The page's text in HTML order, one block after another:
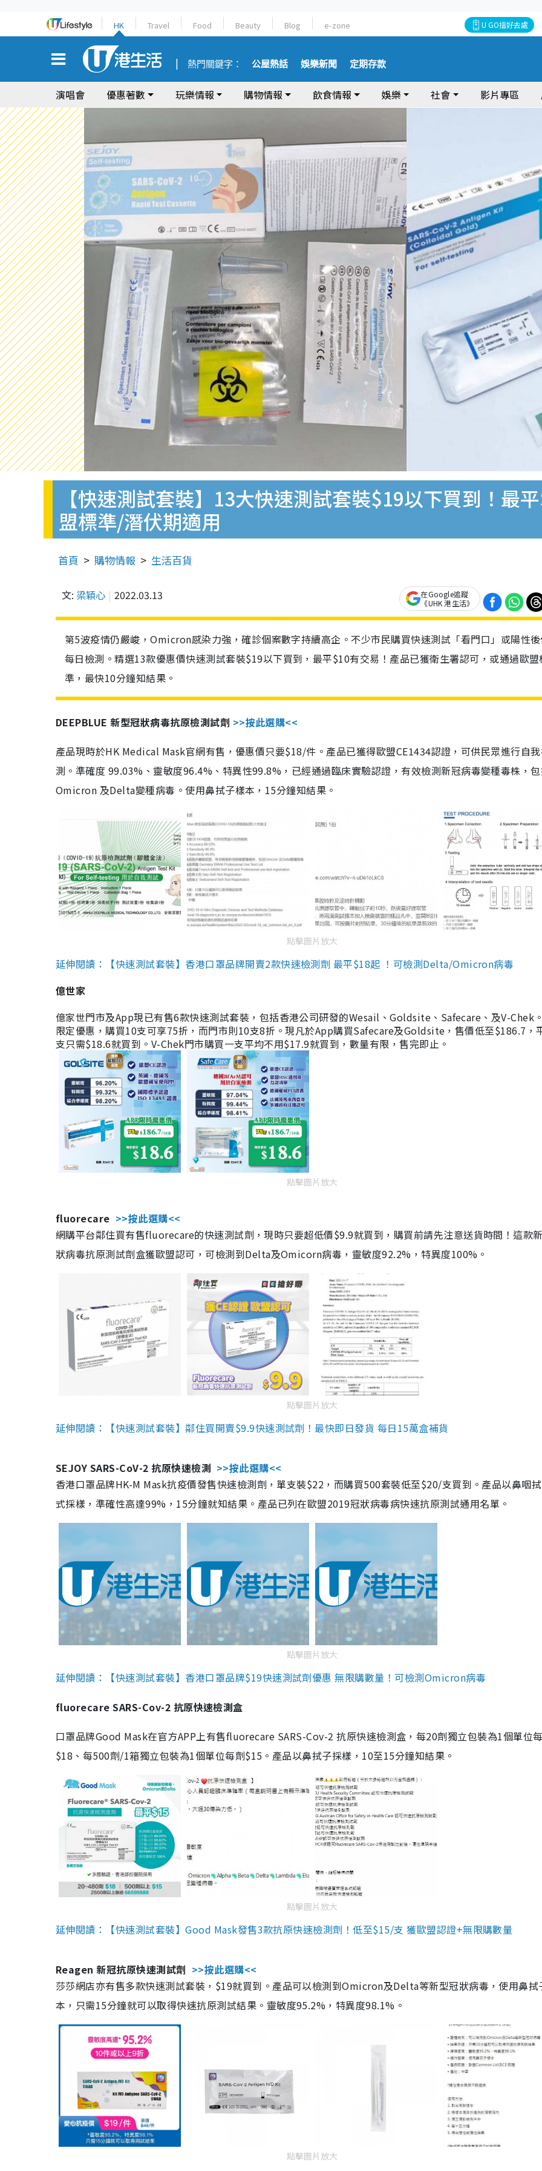
HK Travel Food Beauty Blog e-zone U GO搵好去處
熱門關鍵字： 公屋熱話 娛樂新聞 定期存款
演唱會 優惠著數 玩樂情報 購物情報 飲食情報 娛樂 社會 影片專區
【快速測試套裝】13大快速測試套裝$19以下買到！最
盟標準/潛伏期適用
首頁 購物情報 生活百貨
文: 梁穎心 2022.03.13
在Google追蹤
《UHK 港生活》
第5波疫情仍嚴峻，Omicron感染力強，確診個案數字持續高企。不少市民購買快速測試「看門口」或陽性
每日檢測。精選13款優惠價快速測試套裝$19以下買到，最平$10有交易！產品已獲衛生署認可，或通過歐盟
準，最快10分鐘知結果。
DEEPBLUE 新型冠狀病毒抗原檢測試劑 >>按此選購<<
產品現時於HK Medical Mask官網有售，優惠價只要$18/件。產品已獲得歐盟CE1434認證，可供民眾進行自
測。準確度 99.03%、靈敏度96.4%、特異性99.8%，已經通過臨床實驗認證，有效檢測新冠病毒變種毒株，
Omicron 及Delta變種病毒。使用鼻拭子樣本，15分鐘知結果。
點擊圖片放大
延伸閱讀：【快速測試套裝】香港口罩品牌開賣2款快速檢測劑 最平$18起 ！可檢測Delta/Omicron病毒
億世家
億家世門市及App現已有售6款快速測試套裝，包括香港公司研發的Wesail、Goldsite、Safecare、及V-Chek
限定優惠，購買10支可享75折，而門市則10支8折。現凡於App購買Safecare及Goldsite，售價低至$186.7，
支只需$18.6就買到。V-Chek門市購買一支平均不用$17.9就買到，數量有限，售完即止。
點擊圖片放大
fluorecare >>按此選購<<
網購平台鄰住買有售fluorecare的快速測試劑，現時只要超低價$9.9就買到，購買前請先注意送貨時間！這款
狀病毒抗原測試劑盒獲歐盟認可，可檢測到Delta及Omicorn病毒，靈敏度92.2%，特異度100%。
點擊圖片放大
延伸閱讀：【快速測試套裝】鄰住買開賣$9.9快速測試劑！最快即日發貨 每日15萬盒補貨
SEJOY SARS-CoV-2 抗原快速檢測 >>按此選購<<
香港口罩品牌HK-M Mask抗疫價發售快速檢測劑，單支裝$22，而購買500套裝低至$20/支買到。產品以鼻咽
式採樣，準確性高達99%，15分鐘就知結果。產品已列在歐盟2019冠狀病毒病快速抗原測試通用名單。
點擊圖片放大
延伸閱讀：【快速測試套裝】香港口罩品牌$19快速測試劑優惠 無限購數量！可檢測Omicron病毒
fluorecare SARS-Cov-2 抗原快速檢測盒
口罩品牌Good Mask在官方APP上有售fluorecare SARS-Cov-2 抗原快速檢測盒，每20劑獨立包裝為1個單位
$18、每500劑/1箱獨立包裝為1個單位每劑$15。產品以鼻拭子採樣，10至15分鐘知結果。
點擊圖片放大
延伸閱讀：【快速測試套裝】Good Mask發售3款抗原快速檢測劑！低至$15/支 獲歐盟認證+無限購數量
Reagen 新冠抗原快速測試劑 >>按此選購<<
莎莎網店亦有售多款快速測試套裝，$19就買到。產品可以檢測到Omicron及Delta等新型冠狀病毒，使用鼻拭
本，只需15分鐘就可以取得快速抗原測試結果。靈敏度95.2%，特異度98.1%。
點擊圖片放大